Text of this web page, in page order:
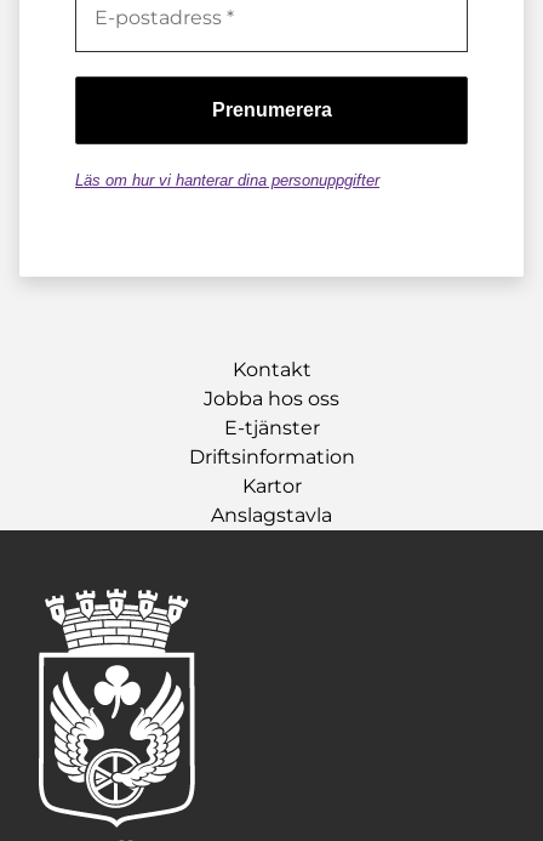
Läs om hur vi hanterar dina personuppgifter
Kontakt
Jobba hos oss
E-tjänster
Driftsinformation
Kartor
Anslagstavla